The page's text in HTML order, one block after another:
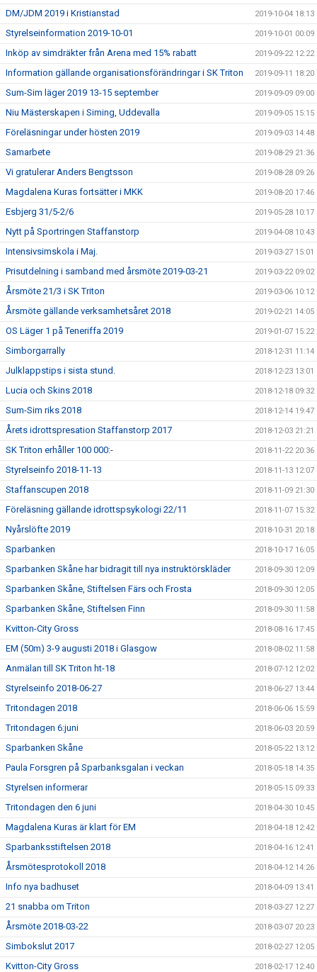
DM/JDM 2019 i Kristianstad 2019-10-04 18:13
Styrelseinformation 2019-10-01 2019-10-01 00:09
Inköp av simdräkter från Arena med 15% rabatt 2019-09-22 12:22
Information gällande organisationsförändringar i SK Triton 2019-09-11 18:20
Sum-Sim läger 2019 13-15 september 2019-09-09 09:00
Niu Mästerskapen i Siming, Uddevalla 2019-09-05 15:15
Föreläsningar under hösten 2019 2019-09-03 14:48
Samarbete 2019-08-29 21:36
Vi gratulerar Anders Bengtsson 2019-08-28 09:26
Magdalena Kuras fortsätter i MKK 2019-08-20 17:46
Esbjerg 31/5-2/6 2019-05-28 10:17
Nytt på Sportringen Staffanstorp 2019-04-08 10:43
Intensivsimskola i Maj. 2019-03-27 15:01
Prisutdelning i samband med årsmöte 2019-03-21 2019-03-22 09:02
Årsmöte 21/3 i SK Triton 2019-03-06 10:12
Årsmöte gällande verksamhetsåret 2018 2019-02-21 14:05
OS Läger 1 på Teneriffa 2019 2019-01-07 15:22
Simborgarrally 2018-12-31 11:14
Julklappstips i sista stund. 2018-12-23 13:01
Lucia och Skins 2018 2018-12-18 09:32
Sum-Sim riks 2018 2018-12-14 19:47
Årets idrottspresation Staffanstorp 2017 2018-12-03 21:21
SK Triton erhåller 100 000:- 2018-11-22 20:36
Styrelseinfo 2018-11-13 2018-11-13 12:07
Staffanscupen 2018 2018-11-09 21:30
Föreläsning gällande idrottspsykologi 22/11 2018-11-07 15:32
Nyårslöfte 2019 2018-10-31 20:18
Sparbanken 2018-10-17 16:05
Sparbanken Skåne har bidragit till nya instruktörskläder 2018-09-30 12:09
Sparbanken Skåne, Stiftelsen Färs och Frosta 2018-09-30 12:05
Sparbanken Skåne, Stiftelsen Finn 2018-09-30 11:58
Kvitton-City Gross 2018-08-16 17:45
EM (50m) 3-9 augusti 2018 i Glasgow 2018-08-02 11:58
Anmälan till SK Triton ht-18 2018-07-12 12:02
Styrelseinfo 2018-06-27 2018-06-27 13:44
Tritondagen 2018 2018-06-06 15:59
Tritondagen 6:juni 2018-06-03 20:59
Sparbanken Skåne 2018-05-22 13:12
Paula Forsgren på Sparbanksgalan i veckan 2018-05-18 14:35
Styrelsen informerar 2018-05-15 09:33
Tritondagen den 6 juni 2018-04-30 10:45
Magdalena Kuras är klart för EM 2018-04-18 12:42
Sparbanksstiftelsen 2018 2018-04-16 12:41
Årsmötesprotokoll 2018 2018-04-12 14:26
Info nya badhuset 2018-04-09 13:41
21 snabba om Triton 2018-03-27 12:27
Årsmöte 2018-03-22 2018-03-07 20:23
Simbokslut 2017 2018-02-27 12:05
Kvitton-City Gross 2018-02-17 12:40